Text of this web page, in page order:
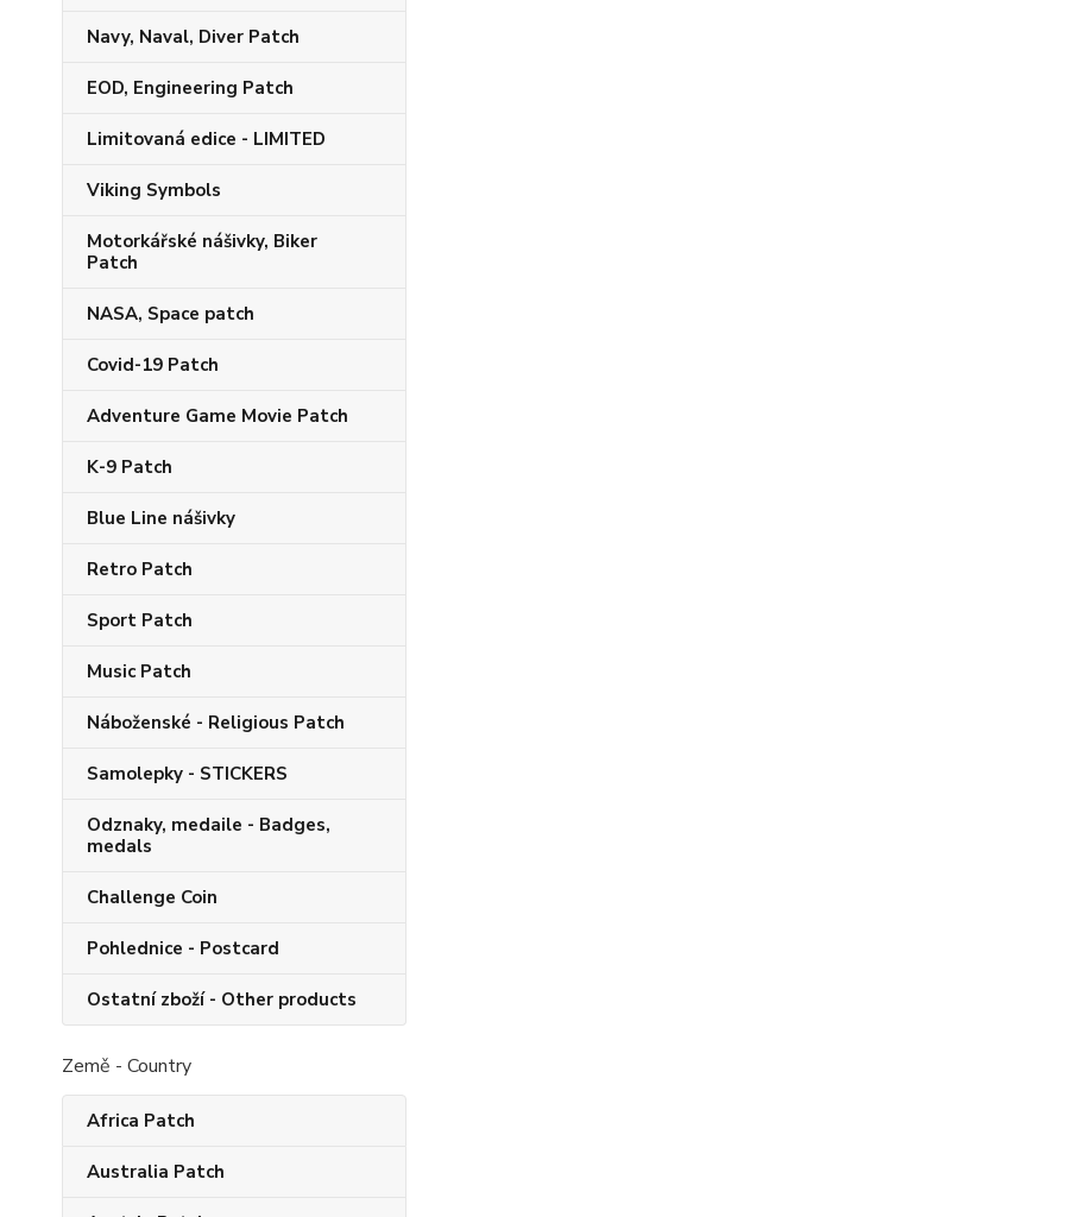
Navy, Naval, Diver Patch
EOD, Engineering Patch
Limitovaná edice - LIMITED
Viking Symbols
Motorkářské nášivky, Biker
Patch
NASA, Space patch
Covid-19 Patch
Adventure Game Movie Patch
K-9 Patch
Blue Line nášivky
Retro Patch
Sport Patch
Music Patch
Náboženské - Religious Patch
Samolepky - STICKERS
Odznaky, medaile - Badges,
medals
Challenge Coin
Pohlednice - Postcard
Ostatní zboží - Other products
Země - Country
Africa Patch
Australia Patch